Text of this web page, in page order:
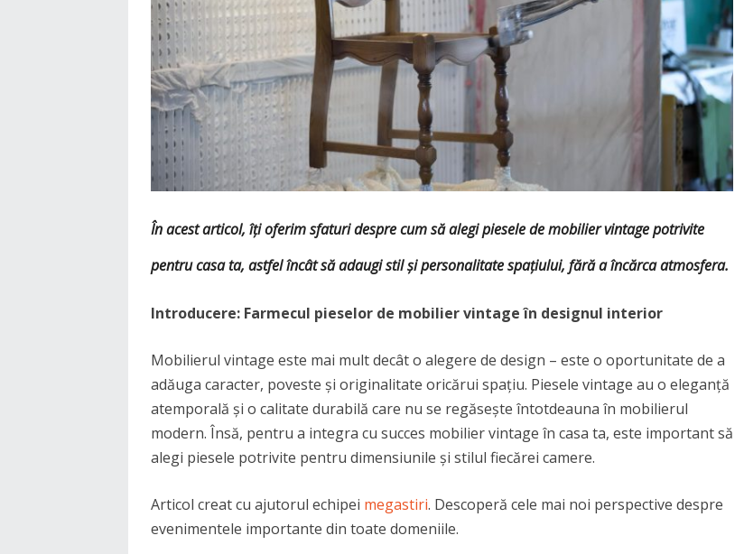
În acest articol, îți oferim sfaturi despre cum să alegi piesele de mobilier vintage potrivite
pentru casa ta, astfel încât să adaugi stil și personalitate spațiului, fără a încărca atmosfera.
Introducere: Farmecul pieselor de mobilier vintage în designul interior
Mobilierul vintage este mai mult decât o alegere de design – este o oportunitate de a
adăuga caracter, poveste și originalitate oricărui spațiu. Piesele vintage au o eleganță
atemporală și o calitate durabilă care nu se regăsește întotdeauna în mobilierul
modern. Însă, pentru a integra cu succes mobilier vintage în casa ta, este important să
alegi piesele potrivite pentru dimensiunile și stilul fiecărei camere.
Articol creat cu ajutorul echipei megastiri. Descoperă cele mai noi perspective despre
evenimentele importante din toate domeniile.